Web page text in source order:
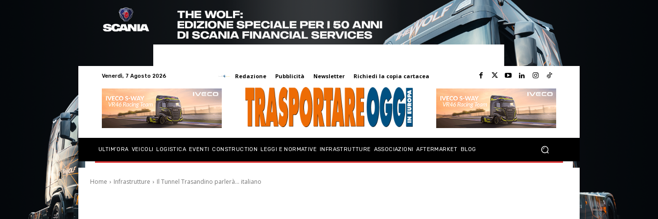
Venerdì, 7 Agosto 2026 Redazione Pubblicità Newsletter Richiedi la copia cartacea
ULTIM’ORA VEICOLI LOGISTICA EVENTI CONSTRUCTION LEGGI E NORMATIVE INFRASTRUTTURE ASSOCIAZIONI AFTERMARKET BLOG
Home Infrastrutture Il Tunnel Trasandino parlerà... italiano